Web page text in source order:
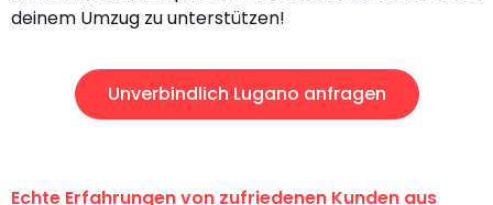
deinem Umzug zu unterstützen!
Unverbindlich Lugano anfragen
Echte Erfahrungen von zufriedenen Kunden aus